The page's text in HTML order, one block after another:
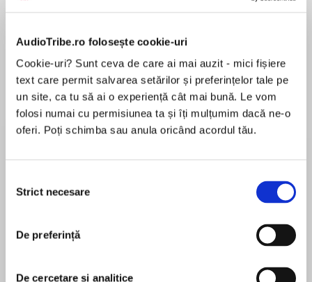
AudioTribe.ro folosește cookie-uri
Cookie-uri? Sunt ceva de care ai mai auzit - mici fișiere
text care permit salvarea setărilor și preferințelor tale pe
un site, ca tu să ai o experiență cât mai bună. Le vom
folosi numai cu permisiunea ta și îți mulțumim dacă ne-o
oferi. Poți schimba sau anula oricând acordul tău.
consimțământului
Strict necesare
De preferință
De cercetare și analitice
Despre carte
Emil Racoviță povestește cu umor și detalii
științifice fascinante celebra expediția arctică la
care a luat parte la sfârșitul secolului al XIX-lea.
Scurt și povestit în ritm alert, volumul este o
pasionat de formele de viață.
ISBN 978-606-8986-73-9
În acest moment nu există recenzii